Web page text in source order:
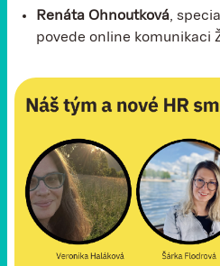
Renáta Ohnoutková,
povede online komunikaci